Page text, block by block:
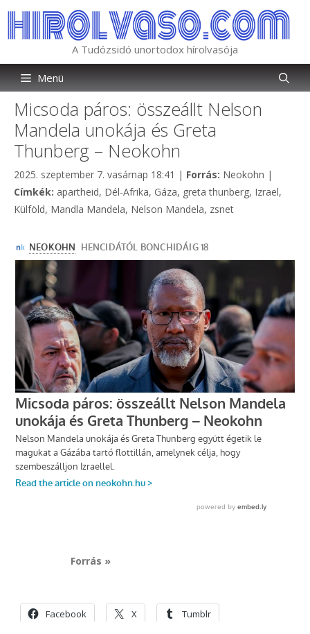
tartalomba
A Tudózsidó unortodox hírolvasója
Menü
Micsoda páros: összeállt Nelson
Mandela unokája és Greta
Thunberg – Neokohn
2025. szeptember 7. vasárnap 18:41 | Forrás: Kategória
Neokohn |
Címkék: Címkék
apartheid, Dél-Afrika, Gáza, greta thunberg, Izrael,
Külföld, Mandla Mandela, Nelson Mandela, zsnet
Forrás »
Facebook X Tumblr